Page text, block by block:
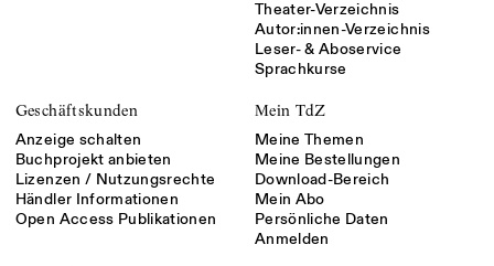
Theater-Verzeichnis
Autor:innen-Verzeichnis
Leser- & Aboservice
Sprachkurse
Geschäftskunden
Anzeige schalten
Buchprojekt anbieten
Lizenzen / Nutzungsrechte
Händler Informationen
Open Access Publikationen
Mein TdZ
Meine Themen
Meine Bestellungen
Download-Bereich
Mein Abo
Persönliche Daten
Anmelden